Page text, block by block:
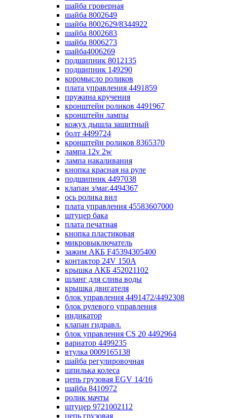
шайба гроверная
шайба 8002649
шайба 8002629/8344922
шайба 8002683
шайба 8006273
шайба4006269
подшипник 8012135
подшипник 149290
коромысло роликов
плата управления 4491859
пружина кручения
кронштейн роликов 4491967
кронштейн лампы
кожух дышла защитный
болт 4499724
кронштейн роликов 8365370
лампа 12v 2w
лампа накаливания
кнопка красная на руле
подшипник 4497038
клапан з/маг.4494367
ось ролика вил
плата управления 45583607000
штуцер бака
плата печатная
кнопка пластиковая
микровыключатель
зажим АКБ F45394305400
контактор 24V 150A
крышка АКБ 452021102
шланг для слива воды
крышка двигателя
блок управления 4491472/4492308
блок рулевого управления
индикатор
клапан гидравл.
блок управления СS 20 4492964
вариатор 4499235
втулка 0009165138
шайба регулировочная
шпилька колеса
цепь грузовая EGV 14/16
шайба 8410972
ролик мачты
штуцер 9721002112
цепь грузовая